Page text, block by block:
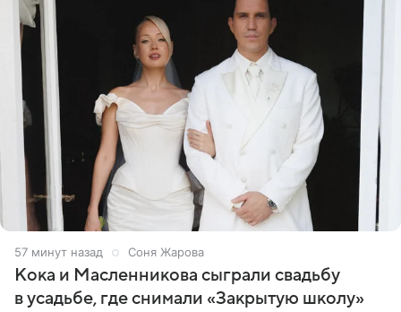
57 минут назад Соня Жарова
Кока и Масленникова сыграли свадьбу
в усадьбе, где снимали «Закрытую школу»